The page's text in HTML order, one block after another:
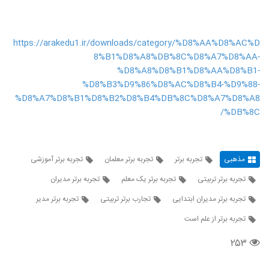
https://arakedu1.ir/downloads/category/%D8%AA%D8%AC%D
8%B1%D8%A8%DB%8C%D8%A7%D8%AA-
%D8%A8%D8%B1%D8%AA%D8%B1-
%D8%B3%D9%86%D8%AC%D8%B4-%D9%88-
%D8%A7%D8%B1%D8%B2%D8%B4%DB%8C%D8%A7%D8%A8
%DB%8C/
مذهبی تجربه برتر تجربه برتر معلمان
تجربه برتر آموزشی
تجربه برتر تربیتی
تجربه برتر یک معلم
تجربه برتر مدیران
تجربه برتر مدیران ابتدایی
تجارب برتر تربیتی
تجربه برتر مدیر
تجربه برتر از علم است
۲۵۳